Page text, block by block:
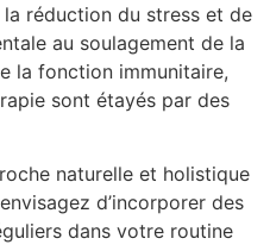
réduction du stress et de
au soulagement de la
la fonction immunitaire,
sont étayés par des
naturelle et holistique
d’incorporer des
dans votre routine